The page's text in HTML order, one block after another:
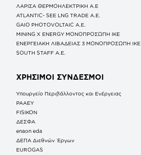
ΛΑΡΙΣΑ ΘΕΡΜΟΗΛΕΚΤΡΙΚΗ A.E
ATLANTIC- SEE LNG TRADE A.E.
GAIO PHOTOVOLTAIC Α.Ε.
MINING X ENERGY ΜΟΝΟΠΡΟΣΩΠΗ ΙΚΕ
ΕΝΕΡΓΕΙΑΚΗ ΛΙΒΑΔΕΙΑΣ 3 ΜΟΝΟΠΡΟΣΩΠΗ ΙΚΕ
SOUTH STAFF Α.Ε.
ΧΡΗΣΙΜΟΙ ΣΥΝΔΕΣΜΟΙ
Υπουργείο Περιβάλλοντος και Ενέργειας
ΡΑΑΕΥ
FISIKON
ΔΕΣΦΑ
enaon eda
ΔΕΠΑ Διεθνών Έργων
EUROGAS